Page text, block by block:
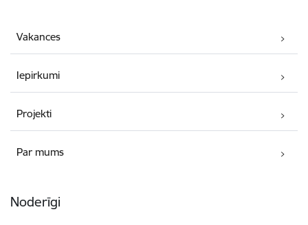
Vakances
Iepirkumi
Projekti
Par mums
Noderīgi